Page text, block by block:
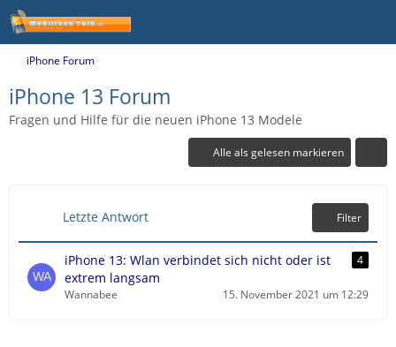
iPhone Forum
iPhone 13 Forum
Fragen und Hilfe für die neuen iPhone 13 Modele
Alle als gelesen markieren
Letzte Antwort Filter
iPhone 13: Wlan verbindet sich nicht oder ist
extrem langsam
4
Wannabee 15. November 2021 um 12:29